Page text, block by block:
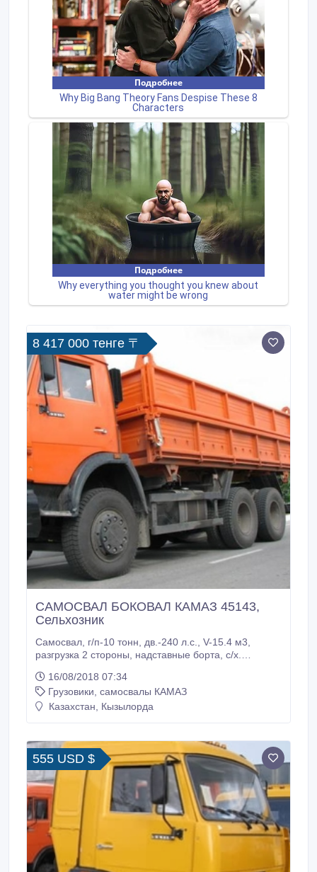
8 417 000 тенге 〒
САМОСВАЛ БОКОВАЛ КАМАЗ 45143,
Сельхозник
Самосвал, г/п-10 тонн, дв.-240 л.с., V-15.4 м3,
разгрузка 2 стороны, надставные борта, с/х.
КАМАЗ. Наша компания ТОО АвтоТрейд-К является
официальным дилером ОАО КАМАЗ с правом
реализации грузовых автомобилей и спецтехники
16/08/2018 07:34
Грузовики, самосвалы КАМАЗ
Казахстан, Кызылорда
555 USD $